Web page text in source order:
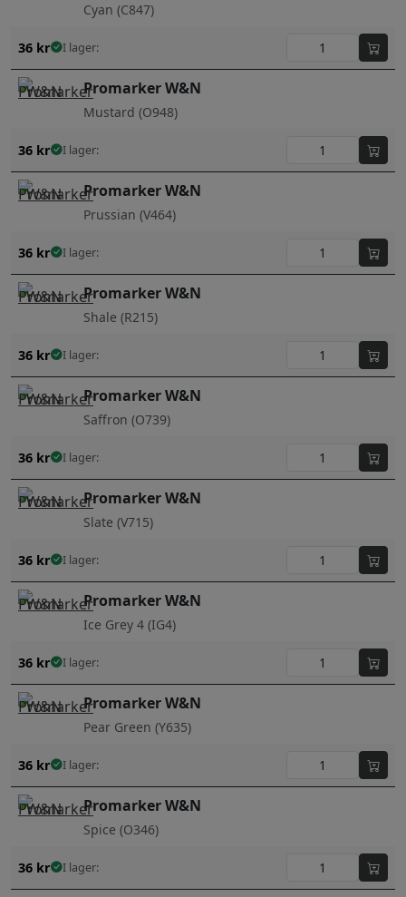
Cyan (C847)
36 kr I lager:
Promarker W&N
Mustard (O948)
36 kr I lager:
Promarker W&N
Prussian (V464)
36 kr I lager:
Promarker W&N
Shale (R215)
36 kr I lager:
Promarker W&N
Saffron (O739)
36 kr I lager:
Promarker W&N
Slate (V715)
36 kr I lager:
Promarker W&N
Ice Grey 4 (IG4)
36 kr I lager:
Promarker W&N
Pear Green (Y635)
36 kr I lager:
Promarker W&N
Spice (O346)
36 kr I lager: